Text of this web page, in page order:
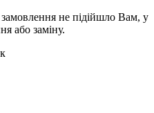
не підійшло Вам, у
або заміну.